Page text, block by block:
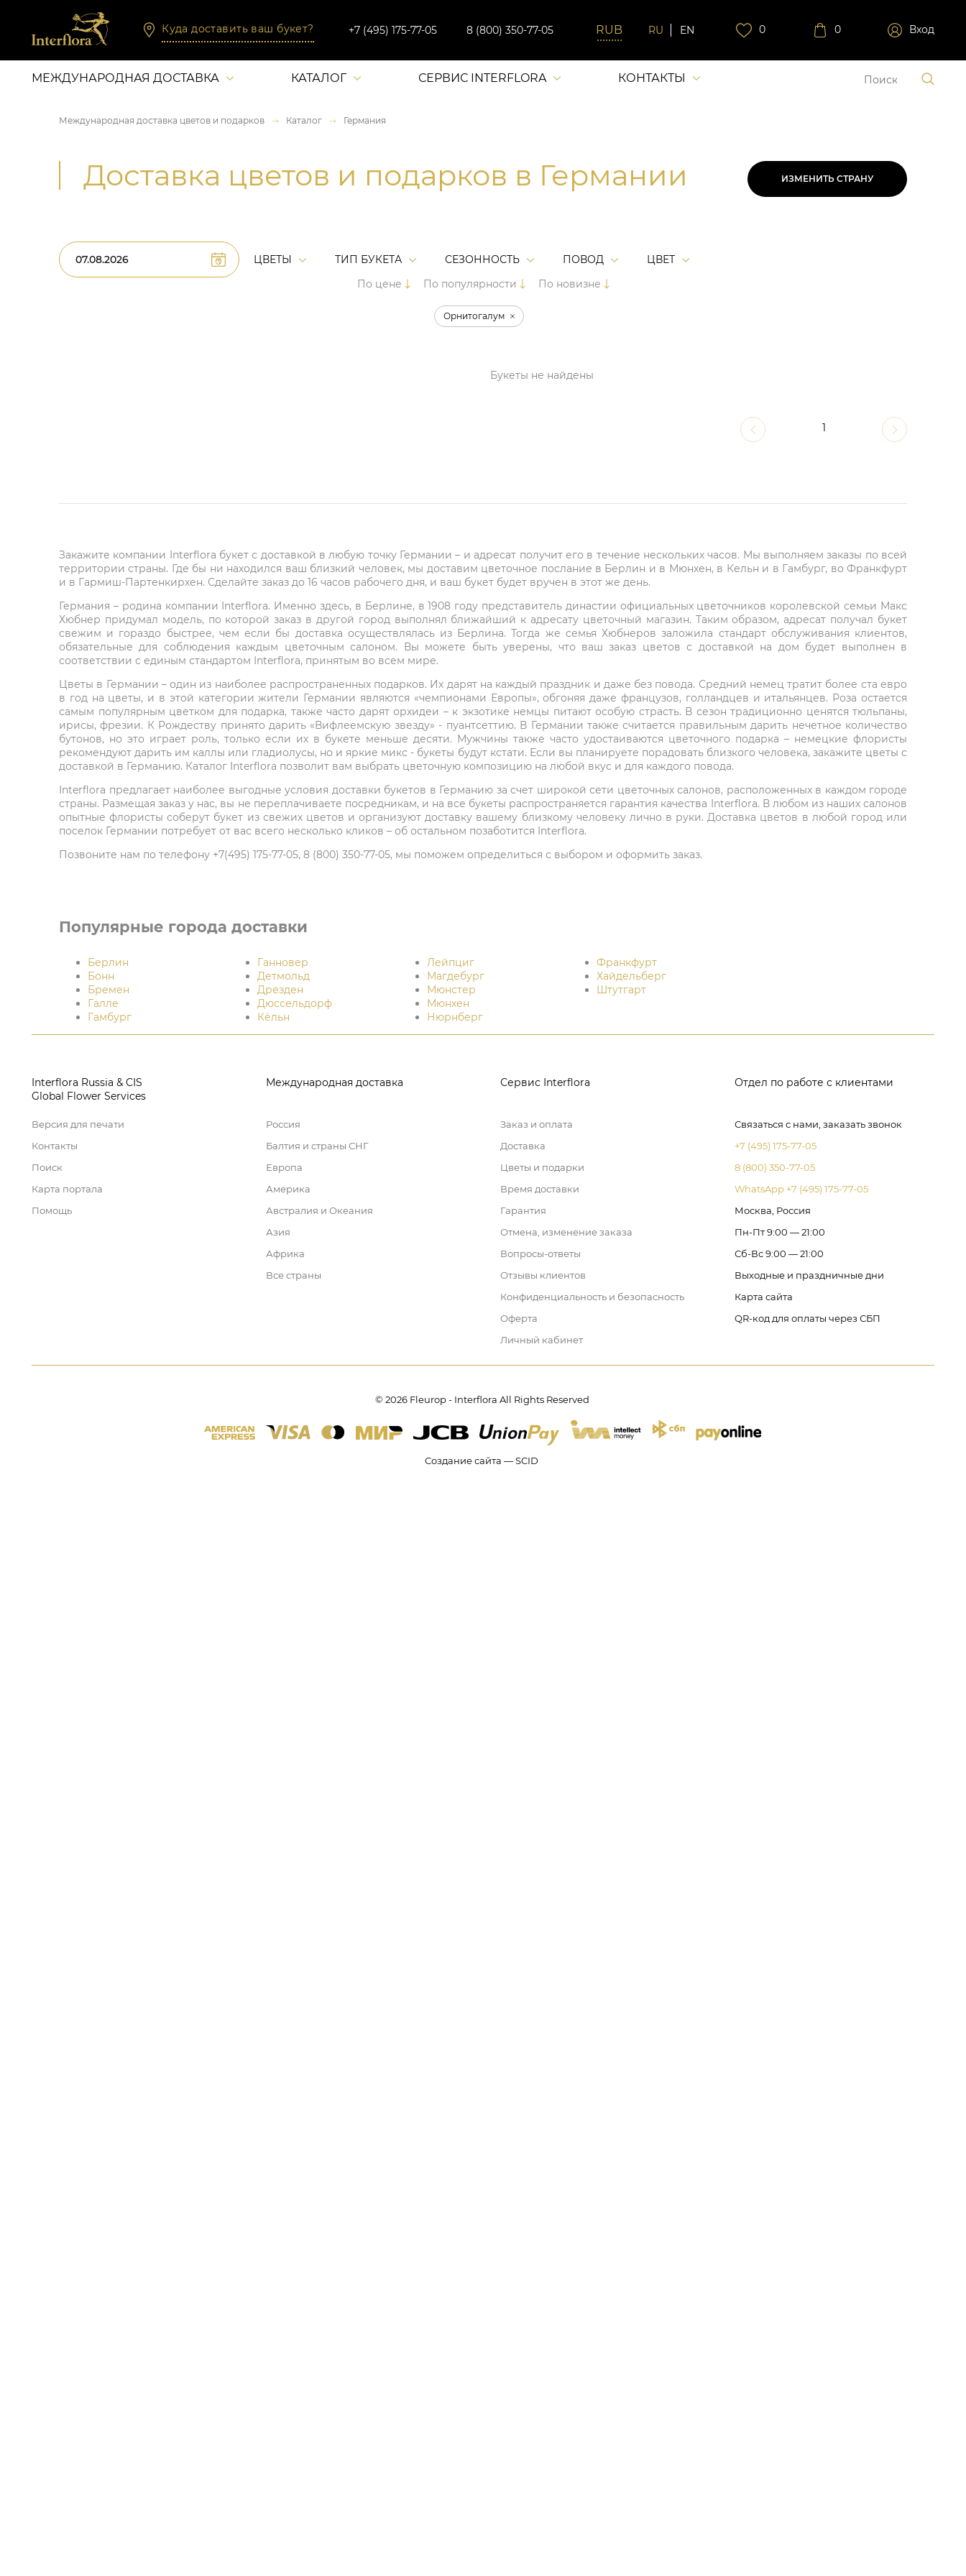
Куда доставить ваш букет? +7 (495) 175-77-05 8 (800) 350-77-05 RU EN 0 0 Вход
МЕЖДУНАРОДНАЯ ДОСТАВКА КАТАЛОГ СЕРВИС INTERFLORA КОНТАКТЫ
Международная доставка цветов и подарков Каталог Германия
Доставка цветов и подарков в Германии ИЗМЕНИТЬ СТРАНУ
ЦВЕТЫ ТИП БУКЕТА СЕЗОННОСТЬ ПОВОД
ЦВЕТ
По цене
По популярности По новизне
Орнитогалум
Букеты не найдены
1
Закажите компании Interflora букет с доставкой в любую точку Германии – и адресат получит его в течение нескольких часов. Мы выполняем заказы по всей
территории страны. Где бы ни находился ваш близкий человек, мы доставим цветочное послание в Берлин и в Мюнхен, в Кельн и в Гамбург, во Франкфурт
и в Гармиш-Партенкирхен. Сделайте заказ до 16 часов рабочего дня, и ваш букет будет вручен в этот же день.
Германия – родина компании Interflora. Именно здесь, в Берлине, в 1908 году представитель династии официальных цветочников королевской семьи Макс
Хюбнер придумал модель, по которой заказ в другой город выполнял ближайший к адресату цветочный магазин. Таким образом, адресат получал букет
свежим и гораздо быстрее, чем если бы доставка осуществлялась из Берлина. Тогда же семья Хюбнеров заложила стандарт обслуживания клиентов,
обязательные для соблюдения каждым цветочным салоном. Вы можете быть уверены, что ваш заказ цветов с доставкой на дом будет выполнен в
соответствии с единым стандартом Interflora, принятым во всем мире.
Цветы в Германии – один из наиболее распространенных подарков. Их дарят на каждый праздник и даже без повода. Средний немец тратит более ста евро
в год на цветы, и в этой категории жители Германии являются «чемпионами Европы», обгоняя даже французов, голландцев и итальянцев. Роза остается
самым популярным цветком для подарка, также часто дарят орхидеи – к экзотике немцы питают особую страсть. В сезон традиционно ценятся тюльпаны,
ирисы, фрезии. К Рождеству принято дарить «Вифлеемскую звезду» - пуантсеттию. В Германии также считается правильным дарить нечетное количество
бутонов, но это играет роль, только если их в букете меньше десяти. Мужчины также часто удостаиваются цветочного подарка – немецкие флористы
рекомендуют дарить им каллы или гладиолусы, но и яркие микс - букеты будут кстати. Если вы планируете порадовать близкого человека, закажите цветы с
доставкой в Германию. Каталог Interflora позволит вам выбрать цветочную композицию на любой вкус и для каждого повода.
Interflora предлагает наиболее выгодные условия доставки букетов в Германию за счет широкой сети цветочных салонов, расположенных в каждом городе
страны. Размещая заказ у нас, вы не переплачиваете посредникам, и на все букеты распространяется гарантия качества Interflora. В любом из наших салонов
опытные флористы соберут букет из свежих цветов и организуют доставку вашему близкому человеку лично в руки. Доставка цветов в любой город или
поселок Германии потребует от вас всего несколько кликов – об остальном позаботится Interflora.
Позвоните нам по телефону +7(495) 175-77-05, 8 (800) 350-77-05, мы поможем определиться с выбором и оформить заказ.
Популярные города доставки
Берлин
Бонн
Бремен
Галле
Гамбург
Ганновер
Детмольд
Дрезден
Дюссельдорф
Кёльн
Лейпциг
Магдебург
Мюнстер
Мюнхен
Нюрнберг
Франкфурт
Хайдельберг
Штутгарт
Interflora Russia & CIS
Global Flower Services
Версия для печати
Контакты
Поиск
Карта портала
Помощь
Международная доставка
Россия
Балтия и страны СНГ
Европа
Америка
Австралия и Океания
Азия
Африка
Все страны
Сервис Interflora
Заказ и оплата
Доставка
Цветы и подарки
Время доставки
Гарантия
Отмена, изменение заказа
Вопросы-ответы
Отзывы клиентов
Конфиденциальность и безопасность
Оферта
Личный кабинет
Отдел по работе с клиентами
Связаться с нами, заказать звонок
+7 (495) 175-77-05
8 (800) 350-77-05
WhatsApp +7 (495) 175-77-05
Москва, Россия
Пн-Пт 9:00 — 21:00
Сб-Вс 9:00 — 21:00
Выходные и праздничные дни
Карта сайта
QR-код для оплаты через СБП
© 2026 Fleurop - Interflora All Rights Reserved
Создание сайта — SCID